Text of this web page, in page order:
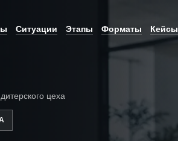
Ситуации Этапы Форматы Кейсы
цеха